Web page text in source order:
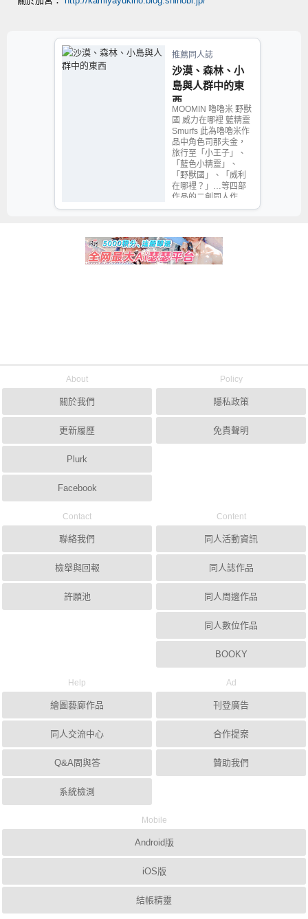
推薦同人誌
沙漠、森林、小
島與人群中的東
西
MOOMIN 嚕嚕米 野獸
國 威力在哪裡 藍精靈
Smurfs 此為嚕嚕米作
品中角色司那夫金，
旅行至「小王子」、
「藍色小精靈」、
「野獸國」、「威利
在哪裡？」…等四部
作品的二創同人作
品。
About
關於我們
更新履歷
Plurk
Facebook
Policy
隱私政策
免責聲明
Contact
聯絡我們
檢舉與回報
許願池
Content
同人活動資訊
同人誌作品
同人周邊作品
同人數位作品
BOOKY
Help
繪圖藝廊作品
同人交流中心
Q&A問與答
系統檢測
Ad
刊登廣告
合作提案
贊助我們
Mobile
Android版
iOS版
結帳精靈